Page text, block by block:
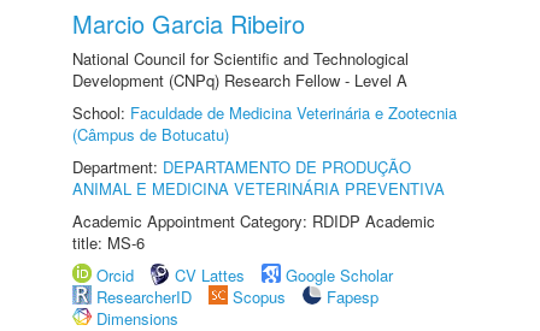
Marcio Garcia Ribeiro
National Council for Scientific and Technological
Development (CNPq) Research Fellow - Level A
School: Faculdade de Medicina Veterinária e Zootecnia
(Câmpus de Botucatu)
Department: DEPARTAMENTO DE PRODUÇÃO
ANIMAL E MEDICINA VETERINÁRIA PREVENTIVA
Academic Appointment Category: RDIDP Academic
title: MS-6
Orcid
CV Lattes
Google Scholar
ResearcherID
Scopus
Fapesp
Dimensions